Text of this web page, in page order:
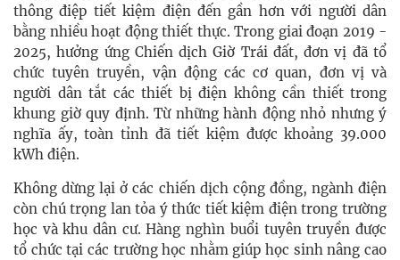
thông điệp tiết kiệm điện đến gần hơn với người dân
bằng nhiều hoạt động thiết thực. Trong giai đoạn 2019 -
2025, hưởng ứng Chiến dịch Giờ Trái đất, đơn vị đã tổ
chức tuyên truyền, vận động các cơ quan, đơn vị và
người dân tắt các thiết bị điện không cần thiết trong
khung giờ quy định. Từ những hành động nhỏ nhưng ý
nghĩa ấy, toàn tỉnh đã tiết kiệm được khoảng 39.000
kWh điện.
Không dừng lại ở các chiến dịch cộng đồng, ngành điện
còn chú trọng lan tỏa ý thức tiết kiệm điện trong trường
học và khu dân cư. Hàng nghìn buổi tuyên truyền được
tổ chức tại các trường học nhằm giúp học sinh nâng cao